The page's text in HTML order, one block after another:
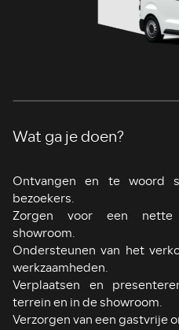
Wat ga je doen?
Ontvangen en te woord
bezoekers.
Zorgen voor een nette
showroom.
Ondersteunen van het
werkzaamheden.
Verplaatsen en
terrein en in de showroom.
Verzorgen van een gastvrije